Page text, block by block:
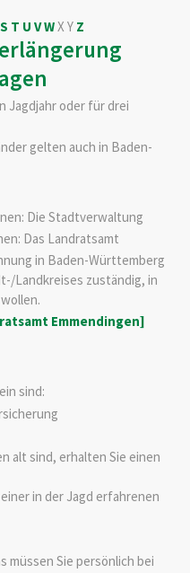
S T U VWXY Z
Jagdjahr oder für drei
gelten auch in Baden-
Die Stadtverwaltung
Das Landratsamt
in Baden-Württemberg
Landkreises zuständig, in
Emmendingen]
sind:
alt sind, erhalten Sie einen
in der Jagd erfahrenen
müssen Sie persönlich bei